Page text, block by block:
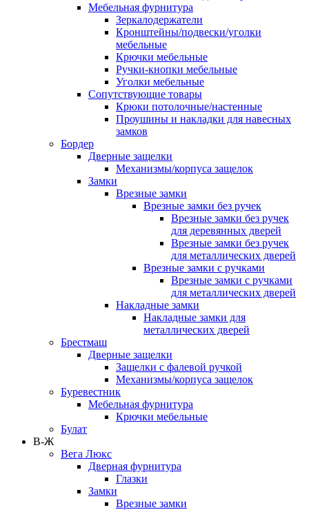
Мебельная фурнитура
Зеркалодержатели
Кронштейны/подвески/уголки
мебельные
Крючки мебельные
Ручки-кнопки мебельные
Уголки мебельные
Сопутствующие товары
Крюки потолочные/настенные
Проушины и накладки для навесных
замков
Бордер
Дверные защелки
Механизмы/корпуса защелок
Замки
Врезные замки
Врезные замки без ручек
Врезные замки без ручек
для деревянных дверей
Врезные замки без ручек
для металлических дверей
Врезные замки с ручками
Врезные замки с ручками
для металлических дверей
Накладные замки
Накладные замки для
металлических дверей
Брестмаш
Дверные защелки
Защелки с фалевой ручкой
Механизмы/корпуса защелок
Буревестник
Мебельная фурнитура
Крючки мебельные
Булат
В-Ж
Вега Люкс
Дверная фурнитура
Глазки
Замки
Врезные замки